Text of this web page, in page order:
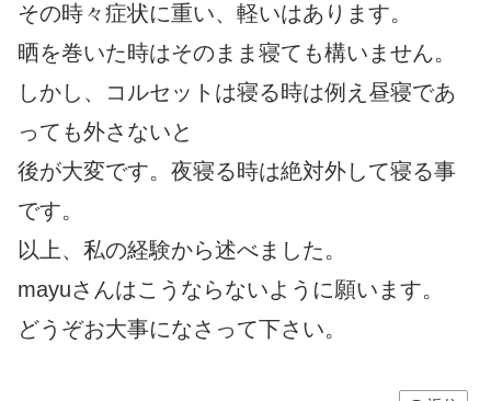
その時々症状に重い、軽いはあります。
晒を巻いた時はそのまま寝ても構いません。
しかし、コルセットは寝る時は例え昼寝であ
っても外さないと
後が大変です。夜寝る時は絶対外して寝る事
です。
以上、私の経験から述べました。
mayuさんはこうならないように願います。
どうぞお大事になさって下さい。